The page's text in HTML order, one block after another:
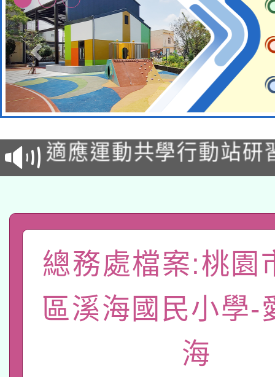
本校115學年度第2次
招甄選結果公告(無人
招)
適應運動共學行動站研
本館辦理115年度閱讀
暨閱讀推動專業研習
科技賦能─人工智慧
「數位內容與教學軟體
pilot」
有關大陸委員會函釋公
薪期間赴陸應申請許可
業技術研究院辦理「
115年8月22日(星期六
總務處檔案:桃園
區溪海國民小學-
海